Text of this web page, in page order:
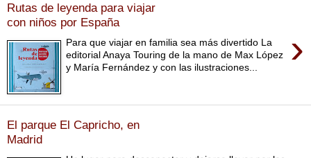
Rutas de leyenda para viajar
con niños por España
›
Para que viajar en familia sea más divertido La
editorial Anaya Touring de la mano de Max López
y María Fernández y con las ilustraciones...
El parque El Capricho, en
Madrid